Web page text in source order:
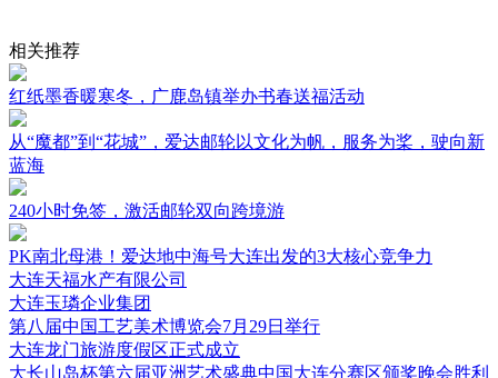
相关推荐
红纸墨香暖寒冬，广鹿岛镇举办书春送福活动
从“魔都”到“花城”，爱达邮轮以文化为帆，服务为桨，驶向新
蓝海
240小时免签，激活邮轮双向跨境游
PK南北母港！爱达地中海号大连出发的3大核心竞争力
大连天福水产有限公司
大连玉璘企业集团
第八届中国工艺美术博览会7月29日举行
大连龙门旅游度假区正式成立
大长山岛杯第六届亚洲艺术盛典中国大连分赛区颁奖晚会胜利